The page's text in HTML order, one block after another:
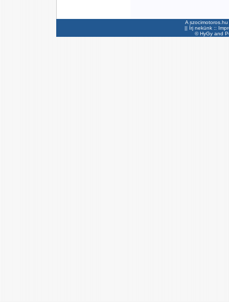
A
|| Írj nekünk ::
©HyGyand